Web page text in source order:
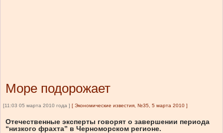
Море подорожает
[11:03 05 марта 2010 года ] [ Экономические известия, №35, 5 марта 2010 ]
Отечественные эксперты говорят о завершении периода
“низкого фрахта” в Черноморском регионе.